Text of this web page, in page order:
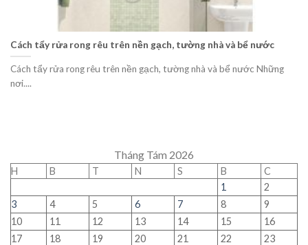
Cách tẩy rửa rong rêu trên nền gạch, tường nhà và bể nước
Cách tẩy rửa rong rêu trên nền gạch, tường nhà và bể nước Những
nơi....
Tháng Tám 2026
H B T N S B
C
1
2
3
4 5 6 7 8
9
10
11 12 13 14 15
16
17
18 19 20 21 22
23